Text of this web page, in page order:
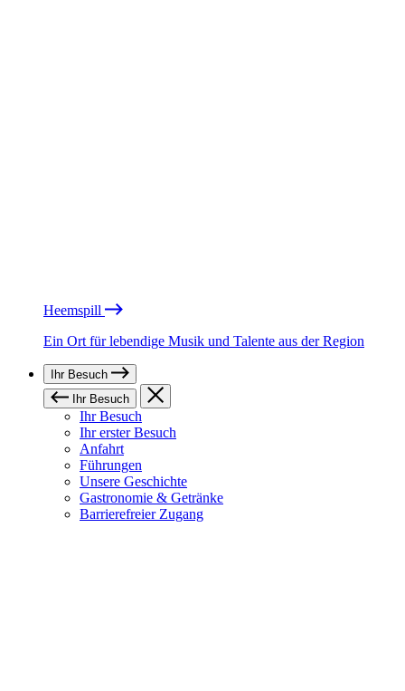
Heemspill
Ein Ort für lebendige Musik und Talente aus der Region
Ihr Besuch
Ihr Besuch
Ihr Besuch
Ihr erster Besuch
Anfahrt
Führungen
Unsere Geschichte
Gastronomie & Getränke
Barrierefreier Zugang